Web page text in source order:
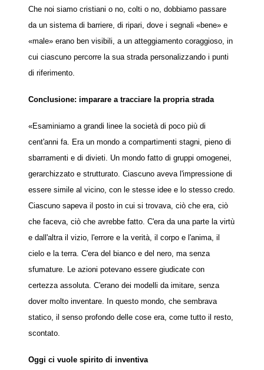
Che noi siamo cristiani o no, colti o no, dobbiamo passare
da un sistema di barriere, di ripari, dove i segnali «bene» e
«male» erano ben visibili, a un atteggiamento coraggioso, in
cui ciascuno percorre la sua strada personalizzando i punti
di riferimento.
Conclusione: imparare a tracciare la propria strada
«Esaminiamo a grandi linee la società di poco più di
cent'anni fa. Era un mondo a compartimenti stagni, pieno di
sbarramenti e di divieti. Un mondo fatto di gruppi omogenei,
gerarchizzato e strutturato. Ciascuno aveva l'impressione di
essere simile al vicino, con le stesse idee e lo stesso credo.
Ciascuno sapeva il posto in cui si trovava, ciò che era, ciò
che faceva, ciò che avrebbe fatto. C'era da una parte la virtù
e dall'altra il vizio, l'errore e la verità, il corpo e l'anima, il
cielo e la terra. C'era del bianco e del nero, ma senza
sfumature. Le azioni potevano essere giudicate con
certezza assoluta. C'erano dei modelli da imitare, senza
dover molto inventare. In questo mondo, che sembrava
statico, il senso profondo delle cose era, come tutto il resto,
scontato.
Oggi ci vuole spirito di inventiva